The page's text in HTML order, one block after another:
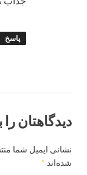
پاسخ
دیدگاهتان را
نشانی ایمیل شما
شده‌اند *